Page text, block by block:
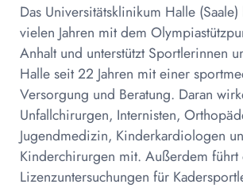
Das Universitätsklinikum Halle
vielen Jahren mit dem
Anhalt und unterstützt Sportlerinnen
Halle seit 22 Jahren mit einer
Versorgung und Beratung. Daran
Unfallchirurgen, Internisten,
Jugendmedizin, Kinderkardiologen
Kinderchirurgen mit. Außerdem führt
Lizenzuntersuchungen für